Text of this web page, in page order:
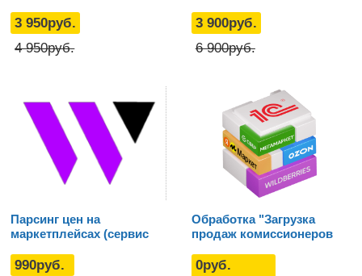
почте"
3 950руб.
4 950руб.
из Excel
3 900руб.
6 900руб.
Парсинг цен на
маркетплейсах (сервис
990руб.
Обработка "Загрузка
продаж комиссионеров
0руб.